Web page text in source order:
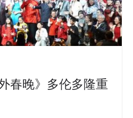
春晚》多伦多隆重